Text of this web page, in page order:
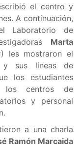
el centro y
A continuación,
Laboratorio de
Marta
les mostraron el
y sus líneas de
los estudiantes
los centros de
y personal
a una charla
Ramón Marcaida